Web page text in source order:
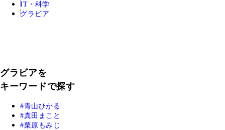
IT・科学
グラビア
グラビアを
キーワードで探す
青山ひかる
真田まこと
栗原もみじ